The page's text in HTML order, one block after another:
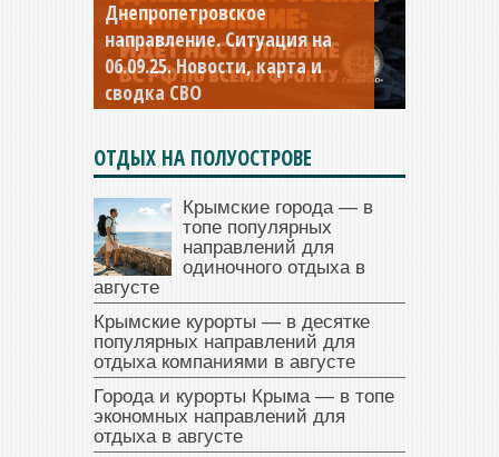
Днепропетровское
направление. Ситуация на
06.09.25. Новости, карта и
сводка СВО
Константиновское
направление. Ситуация на
04.09.25 Новости, карта и
сводка СВО
ОТДЫХ НА ПОЛУОСТРОВЕ
Крымские города — в
топе популярных
направлений для
одиночного отдыха в
августе
Крымские курорты — в десятке
популярных направлений для
отдыха компаниями в августе
Города и курорты Крыма — в топе
экономных направлений для
отдыха в августе